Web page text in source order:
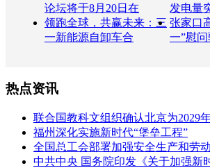
论坛将于8月20日在
发电量
领跑全球，共赢未来：三
一新能源自卸车合
张家口
一”慰
热点资讯
联合国教科文组织确认北京为2029
福州深化实施新时代“堡垒工程”
全国总工会部署加强安全生产和劳
中共中央 国务院印发《关于加强新